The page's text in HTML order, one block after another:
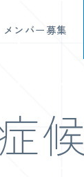
メンバー募集
候